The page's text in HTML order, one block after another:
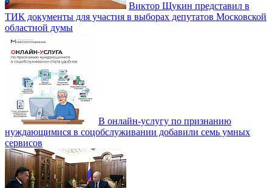
Виктор Щукин представил в
ТИК документы для участия в выборах депутатов Московской
областной думы
В онлайн-услугу по признанию
нуждающимися в соцобслуживании добавили семь умных
сервисов